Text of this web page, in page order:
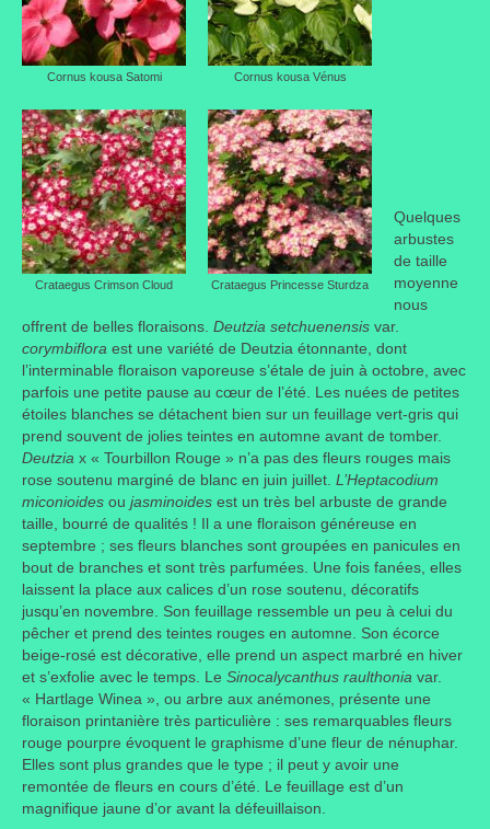
Cornus kousa Satomi Cornus kousa Vénus
Crataegus Crimson Cloud Crataegus Princesse Sturdza
Quelques
arbustes
de taille
moyenne
nous
offrent de belles floraisons. Deutzia setchuenensis var.
corymbiflora est une variété de Deutzia étonnante, dont
l’interminable floraison vaporeuse s’étale de juin à octobre, avec
parfois une petite pause au cœur de l’été. Les nuées de petites
étoiles blanches se détachent bien sur un feuillage vert-gris qui
prend souvent de jolies teintes en automne avant de tomber.
Deutzia x « Tourbillon Rouge » n’a pas des fleurs rouges mais
rose soutenu marginé de blanc en juin juillet. L’Heptacodium
miconioides ou jasminoides est un très bel arbuste de grande
taille, bourré de qualités ! Il a une floraison généreuse en
septembre ; ses fleurs blanches sont groupées en panicules en
bout de branches et sont très parfumées. Une fois fanées, elles
laissent la place aux calices d’un rose soutenu, décoratifs
jusqu’en novembre. Son feuillage ressemble un peu à celui du
pêcher et prend des teintes rouges en automne. Son écorce
beige-rosé est décorative, elle prend un aspect marbré en hiver
et s’exfolie avec le temps. Le Sinocalycanthus raulthonia var.
« Hartlage Winea », ou arbre aux anémones, présente une
floraison printanière très particulière : ses remarquables fleurs
rouge pourpre évoquent le graphisme d’une fleur de nénuphar.
Elles sont plus grandes que le type ; il peut y avoir une
remontée de fleurs en cours d’été. Le feuillage est d’un
magnifique jaune d’or avant la défeuillaison.